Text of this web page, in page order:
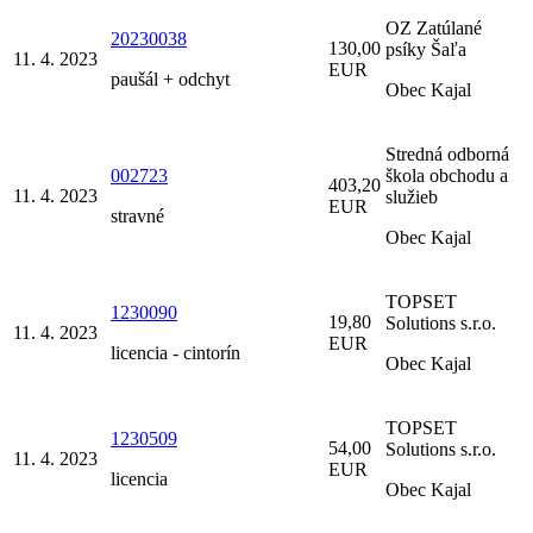
11. 4. 2023
20230038
paušál + odchyt
130,00
EUR
OZ Zatúlané
psíky Šaľa
Obec Kajal
11. 4. 2023
002723
stravné
403,20
EUR
Stredná odborná
škola obchodu a
služieb
Obec Kajal
11. 4. 2023
1230090
licencia - cintorín
19,80
EUR
TOPSET
Solutions s.r.o.
Obec Kajal
11. 4. 2023
1230509
licencia
54,00
EUR
TOPSET
Solutions s.r.o.
Obec Kajal